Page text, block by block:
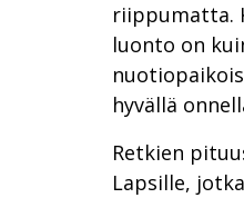
riippumatta.
luonto on
hyvällä
Retkien
Lapsille,